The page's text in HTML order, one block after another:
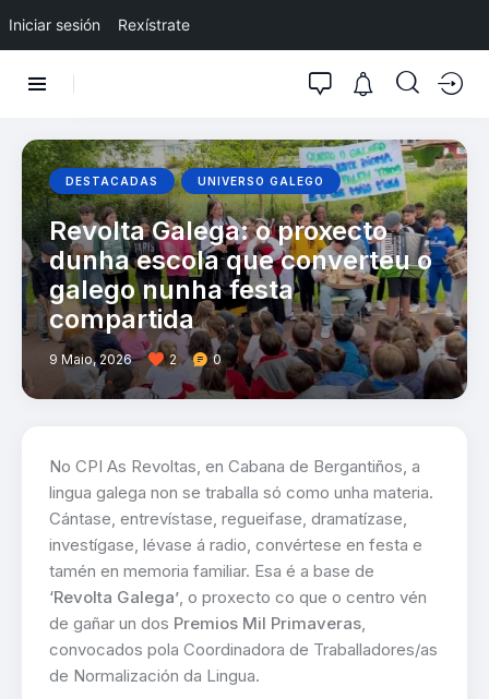
Iniciar sesión Rexístrate
DESTACADAS UNIVERSO GALEGO
Revolta Galega: o proxecto
dunha escola que converteu o
galego nunha festa
compartida
9 Maio, 2026 2 0
No CPI As Revoltas, en Cabana de Bergantiños, a
lingua galega non se traballa só como unha materia.
Cántase, entrevístase, regueifase, dramatízase,
investígase, lévase á radio, convértese en festa e
tamén en memoria familiar. Esa é a base de
‘Revolta Galega’ , o proxecto co que o centro vén
de gañar un dos Premios Mil Primaveras
convocados pola Coordinadora de Traballadores/as
de Normalización da Lingua.